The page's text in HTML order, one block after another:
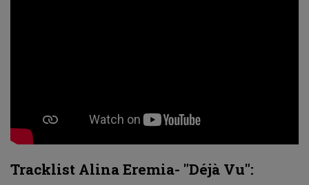
Tracklist Alina Eremia- "Déjà Vu":